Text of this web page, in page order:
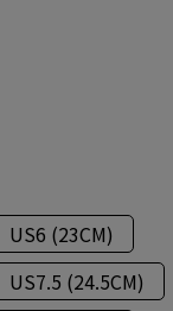
US6 (23CM)
US7.5 (24.5CM)